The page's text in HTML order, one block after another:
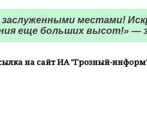
местами!
еще больших высот!» —
на сайт ИА "Грозный-